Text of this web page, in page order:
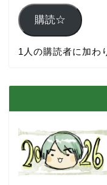
購読☆
1人の購読者に加わ